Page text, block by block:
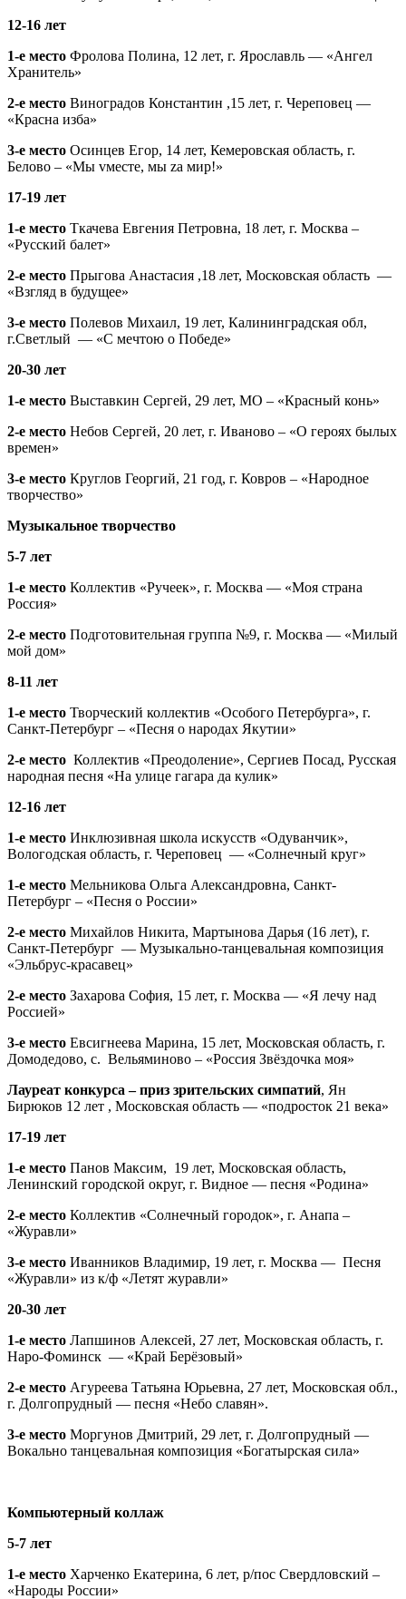
12-16 лет
1-е место Фролова Полина, 12 лет, г. Ярославль — «Ангел
Хранитель»
2-е место Виноградов Константин ,15 лет, г. Череповец —
«Красна изба»
3-е место Осинцев Егор, 14 лет, Кемеровская область, г.
Белово – «Мы vместе, мы zа мир!»
17-19 лет
1-е место Ткачева Евгения Петровна, 18 лет, г. Москва –
«Русский балет»
2-е место Прыгова Анастасия ,18 лет, Московская область —
«Взгляд в будущее»
3-е место Полевов Михаил, 19 лет, Калининградская обл,
г.Светлый — «С мечтою о Победе»
20-30 лет
1-е место Выставкин Сергей, 29 лет, МО – «Красный конь»
2-е место Небов Сергей, 20 лет, г. Иваново – «О героях былых
времен»
3-е место Круглов Георгий, 21 год, г. Ковров – «Народное
творчество»
Музыкальное творчество
5-7 лет
1-е место Коллектив «Ручеек», г. Москва — «Моя страна
Россия»
2-е место Подготовительная группа №9, г. Москва — «Милый
мой дом»
8-11 лет
1-е место Творческий коллектив «Особого Петербурга», г.
Санкт-Петербург – «Песня о народах Якутии»
2-е место Коллектив «Преодоление», Сергиев Посад, Русская
народная песня «На улице гагара да кулик»
12-16 лет
1-е место Инклюзивная школа искусств «Одуванчик»,
Вологодская область, г. Череповец — «Солнечный круг»
1-е место Мельникова Ольга Александровна, Санкт-
Петербург – «Песня о России»
2-е место Михайлов Никита, Мартынова Дарья (16 лет), г.
Санкт-Петербург — Музыкально-танцевальная композиция
«Эльбрус-красавец»
2-е место Захарова София, 15 лет, г. Москва — «Я лечу над
Россией»
3-е место Евсигнеева Марина, 15 лет, Московская область, г.
Домодедово, с. Вельяминово – «Россия Звёздочка моя»
Лауреат конкурса – приз зрительских симпатий, Ян
Бирюков 12 лет , Московская область — «подросток 21 века»
17-19 лет
1-е место Панов Максим, 19 лет, Московская область,
Ленинский городской округ, г. Видное — песня «Родина»
2-е место Коллектив «Солнечный городок», г. Анапа –
«Журавли»
3-е место Иванников Владимир, 19 лет, г. Москва — Песня
«Журавли» из к/ф «Летят журавли»
20-30 лет
1-е место Лапшинов Алексей, 27 лет, Московская область, г.
Наро-Фоминск — «Край Берёзовый»
2-е место Агуреева Татьяна Юрьевна, 27 лет, Московская обл.,
г. Долгопрудный — песня «Небо славян».
3-е место Моргунов Дмитрий, 29 лет, г. Долгопрудный —
Вокально танцевальная композиция «Богатырская сила»
Компьютерный коллаж
5-7 лет
1-е место Харченко Екатерина, 6 лет, р/пос Свердловский –
«Народы России»